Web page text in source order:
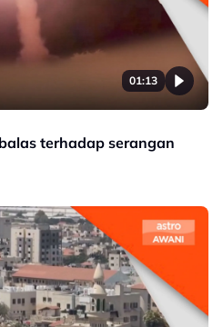
01:13
terhadap serangan